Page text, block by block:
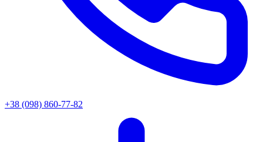
+38 (098) 860-77-82